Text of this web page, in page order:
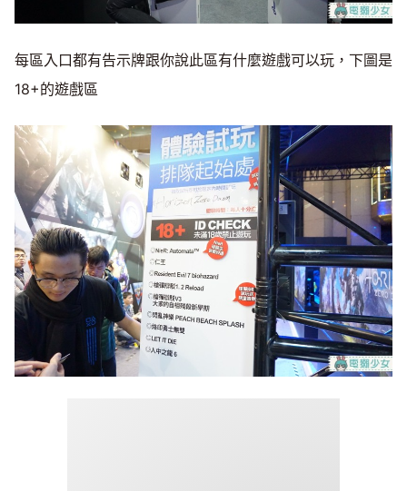
每區入口都有告示牌跟你說此區有什麼遊戲可以玩，下圖是
18+的遊戲區